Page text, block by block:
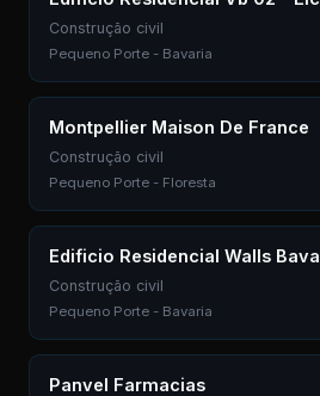
Construção civil
Pequeno Porte - Bavaria
Montpellier Maison De France
Construção civil
Pequeno Porte - Floresta
Edificio Residencial Walls
Construção civil
Pequeno Porte - Bavaria
Panvel Farmacias